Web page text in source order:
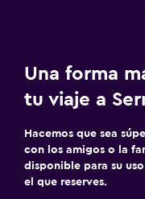
Una forma
tu viaje a
Hacemos que sea
con los amigos o la
disponible para su
el que reserves.